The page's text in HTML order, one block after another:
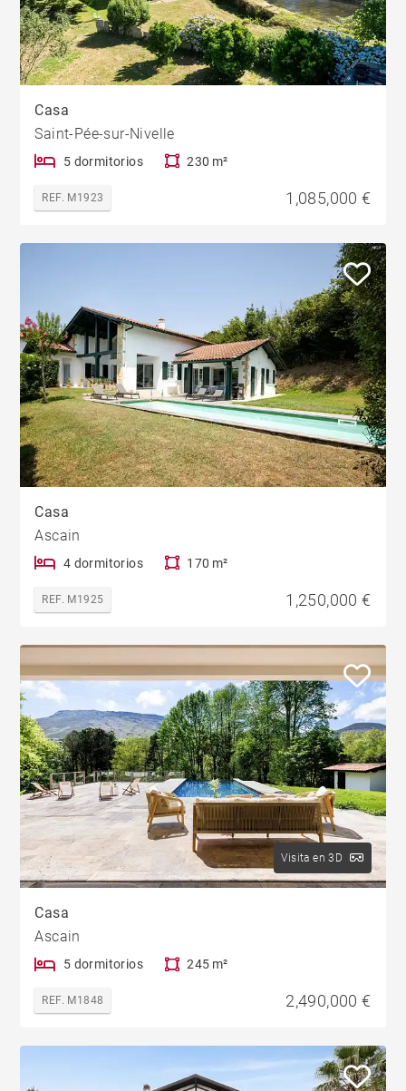
Casa
Saint-Pée-sur-Nivelle
5 dormitorios 230 m²
REF. M1923 1,085,000 €
Casa
Ascain
4 dormitorios 170 m²
REF. M1925 1,250,000 €
Visita en 3D
Casa
Ascain
5 dormitorios 245 m²
REF. M1848 2,490,000 €